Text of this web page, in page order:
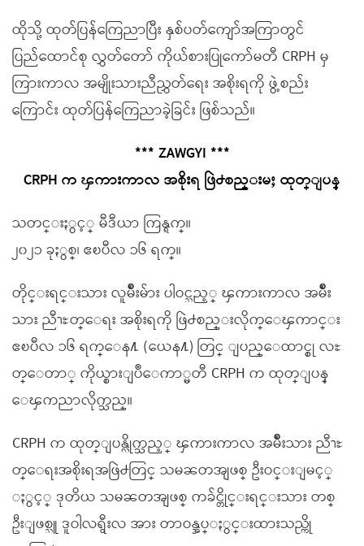
ထိုသို့ ထုတ်ပြန်ကြေညာပြီး နှစ်ပတ်ကျော်အကြာတွင်
ပြည်ထောင်စု လွှတ်တော် ကိုယ်စားပြုကော်မတီ CRPH မှ
ကြားကာလ အမျိုးသားညီညွှတ်ရေး အစိုးရကို ဖွဲ့စည်း
ကြောင်း ထုတ်ပြန်ကြေညာခဲ့ခြင်း ဖြစ်သည်။
*** ZAWGYI ***
CRPH က ၾကားကာလ အစိုးရ ဖြဲ႕စည္းမႈ ထုတ္ျပန္
သတင္းႏွင့္ မီဒီယာ ကြန္ရက္။
၂၀၂၁ ခုႏွစ္၊ ဧၿပီလ ၁၆ ရက္။
တိုင္းရင္းသား လူမ်ိဳးမ်ား ပါဝင္သည့္ ၾကားကာလ အမ်ိဳး
သား ညီၫႊတ္ေရး အစိုးရကို ဖြဲ႕စည္းလိုက္ေၾကာင္း
ဧၿပီလ ၁၆ ရက္ေန႔ (ယေန႔) တြင္ ျပည္ေထာင္စု လႊ
တ္ေတာ္ ကိုယ္စားျပဳေကာ္မတီ CRPH က ထုတ္ျပန္
ေၾကညာလိုက္သည္။
CRPH က ထုတ္ျပန္လိုက္သည့္ ၾကားကာလ အမ်ိဳးသား ညီၫႊ
တ္ေရးအစိုးရအဖြဲ႕တြင္ သမၼတအျဖစ္ ဦးဝင္းျမင့္
ႏွင့္ ဒုတိယ သမၼတအျဖစ္ ကခ်င္တိုင္းရင္းသား တစ္
ဦးျဖစ္သူ ဒူဝါလရွီးလ အား တာဝန္အပ္ႏွင္းထားသည္ကို